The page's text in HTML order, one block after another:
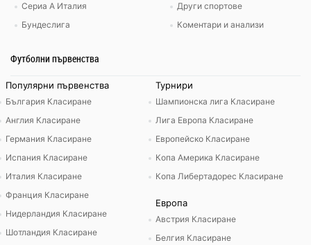
Сериа А Италия
Бундеслига
Други спортове
Коментари и анализи
Футболни първенства
Популярни първенства
България Класиране
Англия Класиране
Германия Класиране
Испания Класиране
Италия Класиране
Франция Класиране
Нидерландия Класиране
Шотландия Класиране
Турнири
Шампионска лига Класиране
Лига Европа Класиране
Европейско Класиране
Копа Америка Класиране
Копа Либертадорес Класиране
Европа
Австрия Класиране
Белгия Класиране